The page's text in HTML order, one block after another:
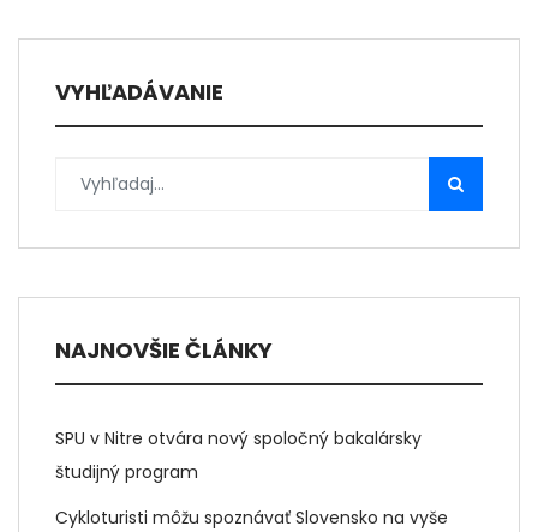
VYHĽADÁVANIE
NAJNOVŠIE ČLÁNKY
SPU v Nitre otvára nový spoločný bakalársky
študijný program
Cykloturisti môžu spoznávať Slovensko na vyše